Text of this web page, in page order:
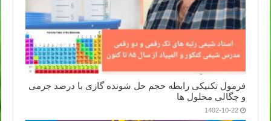
فرمول تکنیکی رابطه حجم حل شونده گازی با درصد جرمی
و چگالی محلول ها
1402-10-22